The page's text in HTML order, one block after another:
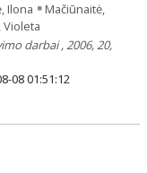
Ilona
Mačiūnaitė,
Violeta
darbai , 2006, 20,
08 01:51:12